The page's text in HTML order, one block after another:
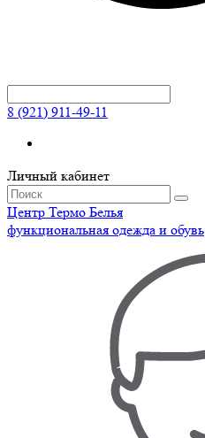
8 (921) 911-49-11
Личный кабинет
Центр Термо Белья
функциональная одежда и обувь